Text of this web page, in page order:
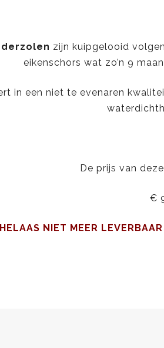
zijn kuipgelooid
eikenschors wat zo’n 9
in een niet te evenaren
De prijs van
€ 99.00
MEER LEVERBAAR